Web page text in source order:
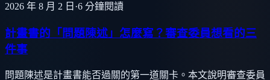
2026 年 8 月 2 日 ·6 分鐘閱讀
計畫書的「問題陳述」怎麼寫？審查委員想看的三
件事
問題陳述是計畫書能否過關的第一道關卡。本文說明審查委員